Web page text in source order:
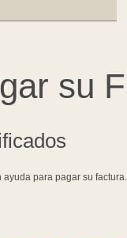
su
para pagar su